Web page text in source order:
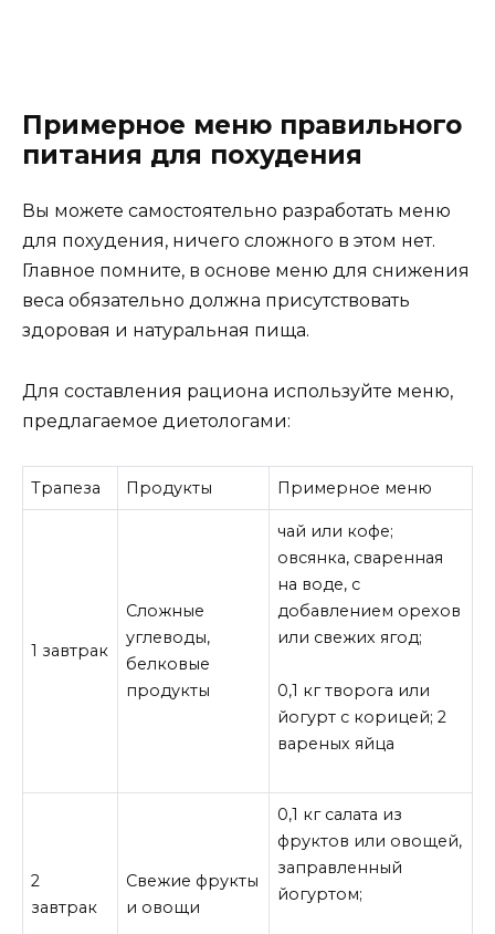
Примерное меню правильного
питания для похудения
Вы можете самостоятельно разработать меню
для похудения, ничего сложного в этом нет.
Главное помните, в основе меню для снижения
веса обязательно должна присутствовать
здоровая и натуральная пища.
Для составления рациона используйте меню,
предлагаемое диетологами:
Трапеза Продукты Примерное меню
1 завтрак
Сложные
углеводы,
белковые
продукты
чай или кофе;
овсянка, сваренная
на воде, с
добавлением орехов
или свежих ягод;
0,1 кг творога или
йогурт с корицей; 2
вареных яйца
2
завтрак
Свежие фрукты
и овощи
0,1 кг салата из
фруктов или овощей,
заправленный
йогуртом;